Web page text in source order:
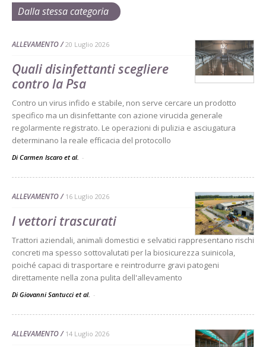
Dalla stessa categoria
ALLEVAMENTO 20 Luglio 2026
Quali disinfettanti scegliere
contro la Psa
Contro un virus infido e stabile, non serve cercare un prodotto
specifico ma un disinfettante con azione virucida generale
regolarmente registrato. Le operazioni di pulizia e asciugatura
determinano la reale efficacia del protocollo
Di Carmen Iscaro et al. -
ALLEVAMENTO 16 Luglio 2026
I vettori trascurati
Trattori aziendali, animali domestici e selvatici rappresentano rischi
concreti ma spesso sottovalutati per la biosicurezza suinicola,
poiché capaci di trasportare e reintrodurre gravi patogeni
direttamente nella zona pulita dell'allevamento
Di Giovanni Santucci et al. -
ALLEVAMENTO 14 Luglio 2026